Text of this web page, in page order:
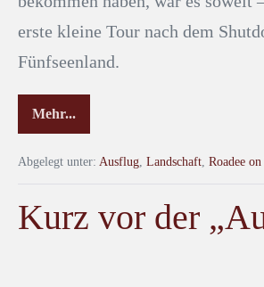
erste kleine Tour nach dem
Fünfseenland.
Mehr...
Abgelegt unter: Ausflug, Landschaft, Roadee
Kurz vor der